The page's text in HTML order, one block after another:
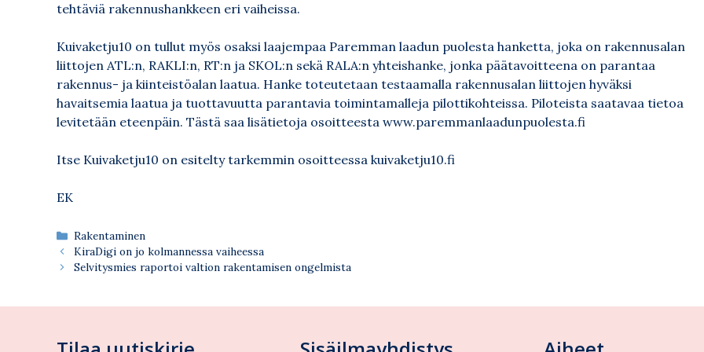
tehtäviä rakennushankkeen eri vaiheissa.
Kuivaketju10 on tullut myös osaksi laajempaa Paremman laadun puolesta hanketta, joka on rakennusalan
liittojen ATL:n, RAKLI:n, RT:n ja SKOL:n sekä RALA:n yhteishanke, jonka päätavoitteena on parantaa
rakennus- ja kiinteistöalan laatua. Hanke toteutetaan testaamalla rakennusalan liittojen hyväksi
havaitsemia laatua ja tuottavuutta parantavia toimintamalleja pilottikohteissa. Piloteista saatavaa tietoa
levitetään eteenpäin. Tästä saa lisätietoja osoitteesta www.paremmanlaadunpuolesta.fi
Itse Kuivaketju10 on esitelty tarkemmin osoitteessa kuivaketju10.fi
EK
Kategoriat
Rakentaminen
KiraDigi on jo kolmannessa vaiheessa
Selvitysmies raportoi valtion rakentamisen ongelmista